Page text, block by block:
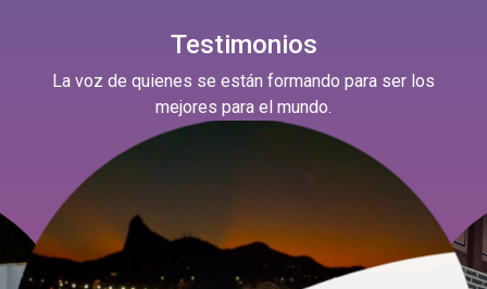
Testimonios
La voz de quienes se están formando para ser los
mejores para el mundo.